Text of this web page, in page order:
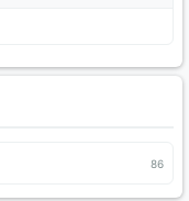
86